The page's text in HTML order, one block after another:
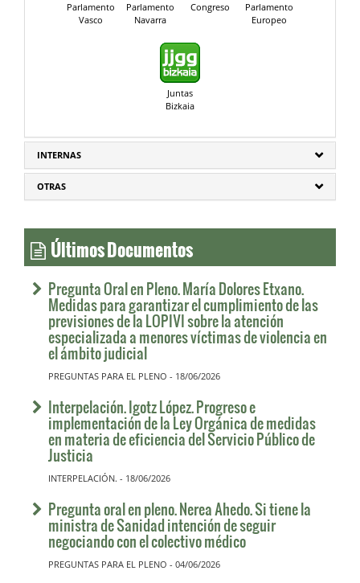
Parlamento
Vasco
Parlamento
Navarra
Congreso
Parlamento
Europeo
Juntas
Bizkaia
INTERNAS
OTRAS
Últimos Documentos
Pregunta Oral en Pleno. María Dolores Etxano.
Medidas para garantizar el cumplimiento de las
previsiones de la LOPIVI sobre la atención
especializada a menores víctimas de violencia en
el ámbito judicial
PREGUNTAS PARA EL PLENO - 18/06/2026
Interpelación. Igotz López. Progreso e
implementación de la Ley Orgánica de medidas
en materia de eficiencia del Servicio Público de
Justicia
INTERPELACIÓN. - 18/06/2026
Pregunta oral en pleno. Nerea Ahedo. Si tiene la
ministra de Sanidad intención de seguir
negociando con el colectivo médico
PREGUNTAS PARA EL PLENO - 04/06/2026